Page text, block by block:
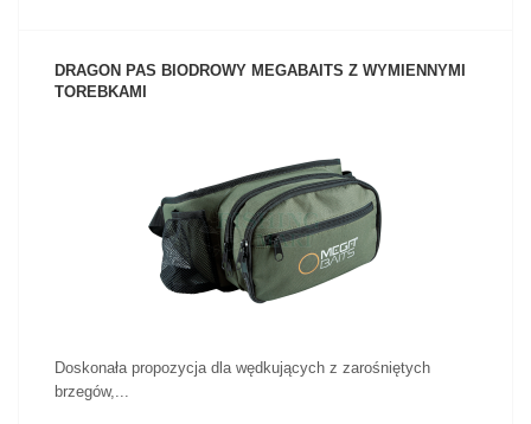
DRAGON PAS BIODROWY MEGABAITS Z WYMIENNYMI
TOREBKAMI
ZOBACZ PRODUKT
Doskonała propozycja dla wędkujących z zarośniętych
brzegów,...